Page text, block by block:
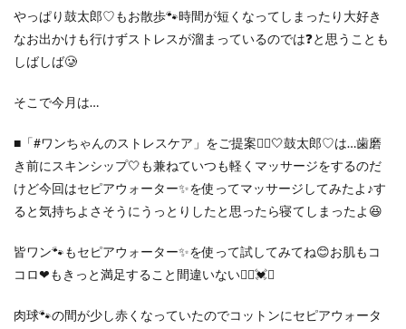
やっぱり鼓太郎♡もお散歩🐾時間が短くなってしまったり大好き
なお出かけも行けずストレスが溜まっているのでは❓と思うことも
しばしば🥲
そこで今月は…
■「#ワンちゃんのストレスケア」をご提案💁‍♀️🤍鼓太郎♡は…歯磨
き前にスキンシップ🤍も兼ねていつも軽くマッサージをするのだ
けど今回はセピアウォーター✨を使ってマッサージしてみたよ♪す
ると気持ちよさそうにうっとりしたと思ったら寝てしまったよ😆
皆ワン🐾もセピアウォーター✨を使って試してみてね😊お肌もコ
コロ❤︎もきっと満足すること間違いない🙋‍♀️💓✨
肉球🐾の間が少し赤くなっていたのでコットンにセピアウォータ